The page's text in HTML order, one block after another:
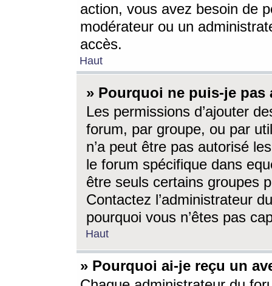
action, vous avez besoin de
modérateur ou un
accès.
Haut
» Pourquoi ne puis-je
Les permissions d’ajouter
forum, par groupe, ou par
n’a peut être pas autorisé
le forum spécifique dans
être seuls certains groupes
Contactez l’administrateur
pourquoi vous n’êtes pas
Haut
» Pourquoi ai-je reçu un